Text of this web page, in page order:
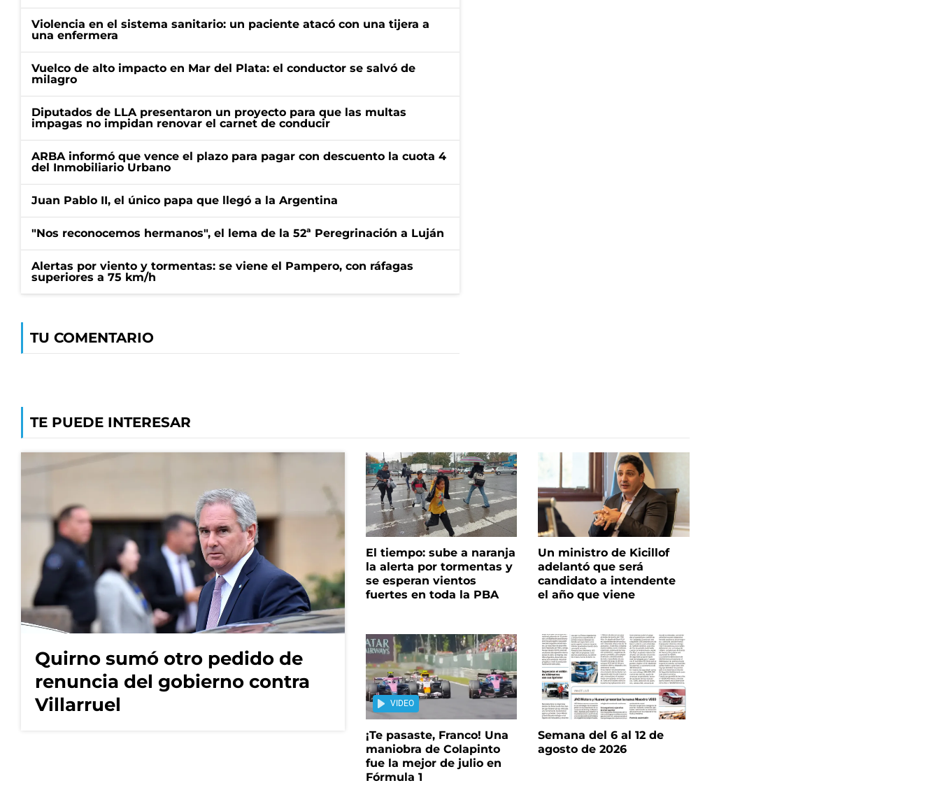
Violencia en el sistema sanitario: un paciente atacó con una tijera a
una enfermera
Vuelco de alto impacto en Mar del Plata: el conductor se salvó de
milagro
Diputados de LLA presentaron un proyecto para que las multas
impagas no impidan renovar el carnet de conducir
ARBA informó que vence el plazo para pagar con descuento la cuota 4
del Inmobiliario Urbano
Juan Pablo II, el único papa que llegó a la Argentina
"Nos reconocemos hermanos", el lema de la 52ª Peregrinación a Luján
Alertas por viento y tormentas: se viene el Pampero, con ráfagas
superiores a 75 km/h
TU COMENTARIO
TE PUEDE INTERESAR
Quirno sumó otro pedido de
renuncia del gobierno contra
Villarruel
El tiempo: sube a naranja
la alerta por tormentas y
se esperan vientos
fuertes en toda la PBA
Un ministro de Kicillof
adelantó que será
candidato a intendente
el año que viene
VIDEO
¡Te pasaste, Franco! Una
maniobra de Colapinto
fue la mejor de julio en
Fórmula 1
Semana del 6 al 12 de
agosto de 2026